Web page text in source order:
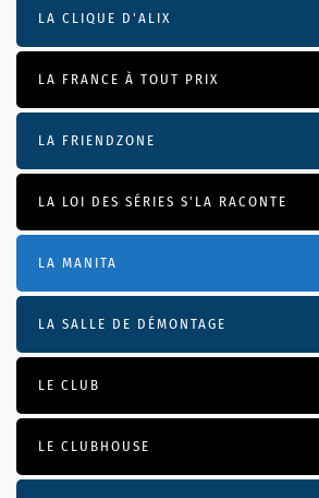
LA CLIQUE D'ALIX
LA FRANCE À TOUT PRIX
LA FRIENDZONE
LA LOI DES SÉRIES S'LA RACONTE
LA MANITA
LA SALLE DE DÉMONTAGE
LE CLUB
LE CLUBHOUSE